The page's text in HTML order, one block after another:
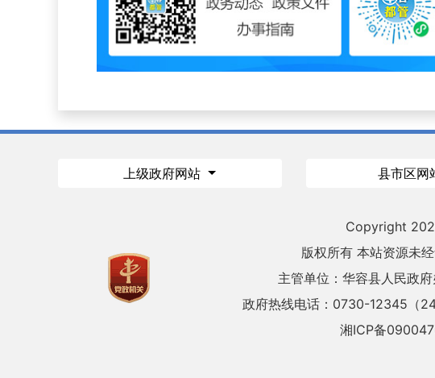
上级政府网站 县市区网
Copyright
版权所有 本站资源未
主管单位：华容县人民政
政府热线电话：0730-12345（24
湘ICP备